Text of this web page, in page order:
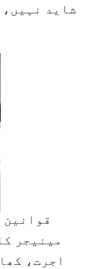
شاید
مینیجر
اجرت،